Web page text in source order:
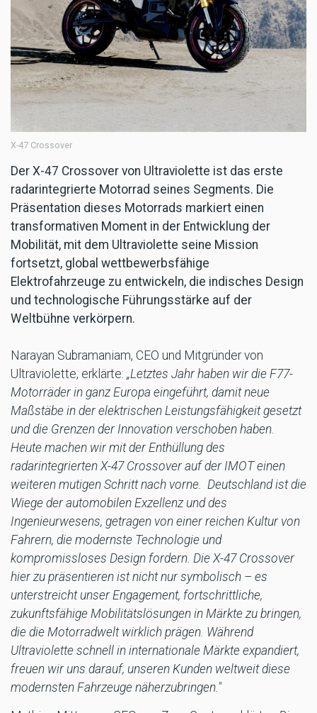
X-47 Crossover
Der X-47 Crossover von Ultraviolette ist das erste
radarintegrierte Motorrad seines Segments. Die
Präsentation dieses Motorrads markiert einen
transformativen Moment in der Entwicklung der
Mobilität, mit dem Ultraviolette seine Mission
fortsetzt, global wettbewerbsfähige
Elektrofahrzeuge zu entwickeln, die indisches Design
und technologische Führungsstärke auf der
Weltbühne verkörpern.
Narayan Subramaniam, CEO und Mitgründer von
Ultraviolette, erklärte: „Letztes Jahr haben wir die F77-
Motorräder in ganz Europa eingeführt, damit neue
Maßstäbe in der elektrischen Leistungsfähigkeit gesetzt
und die Grenzen der Innovation verschoben haben.
Heute machen wir mit der Enthüllung des
radarintegrierten X-47 Crossover auf der IMOT einen
weiteren mutigen Schritt nach vorne. Deutschland ist die
Wiege der automobilen Exzellenz und des
Ingenieurwesens, getragen von einer reichen Kultur von
Fahrern, die modernste Technologie und
kompromissloses Design fordern. Die X-47 Crossover
hier zu präsentieren ist nicht nur symbolisch – es
unterstreicht unser Engagement, fortschrittliche,
zukunftsfähige Mobilitätslösungen in Märkte zu bringen,
die die Motorradwelt wirklich prägen. Während
Ultraviolette schnell in internationale Märkte expandiert,
freuen wir uns darauf, unseren Kunden weltweit diese
modernsten Fahrzeuge näherzubringen."